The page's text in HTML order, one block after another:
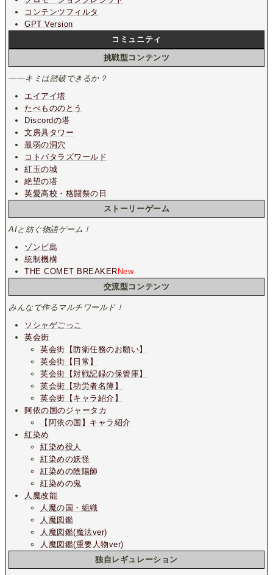
コンテンツフィルタ
GPT Version
コミュニティ
挑戦型コンテンツ
――キミは踏破できるか？
エイアイ塔
たべもののとう
Discordの塔
文房具タワー
最弱の洞穴
コトバタラズワールド
紅玉の城
絶望の塔
英愛高校・格闘祭の日
ストーリーゲーム
AIと紡ぐ物語ゲーム！
ゾンビ島
統制機構
THE COMET BREAKER New
交流型コンテンツ
みんなで作るマルチワールド！
ソシャゲごっこ
英会街
英会街【防衛任務のお願い】
英会街【日常】
英会街【対戦記録の保管庫】
英会街【功労者名簿】
英会街【キャラ紹介】
阿依の国のジャータカ
【阿依の国】キャラ紹介
紅染め
紅染め役人
紅染めの妖怪
紅染めの陰陽師
紅染めの鬼
人魔改能
人魔の国・組織
人魔図鑑
人魔図鑑(魔法ver)
人魔図鑑(重要人物ver)
独自レギュレーション